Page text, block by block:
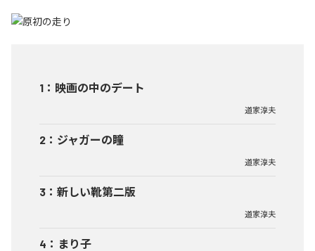
1 ： 映画の中のデート
道家淳夫
2 ： ジャガーの瞳
道家淳夫
3 ： 新しい靴第二版
道家淳夫
4 ： まり子